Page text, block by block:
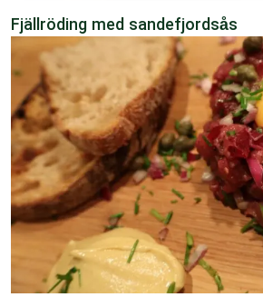
Fjällröding med sandefjordsås